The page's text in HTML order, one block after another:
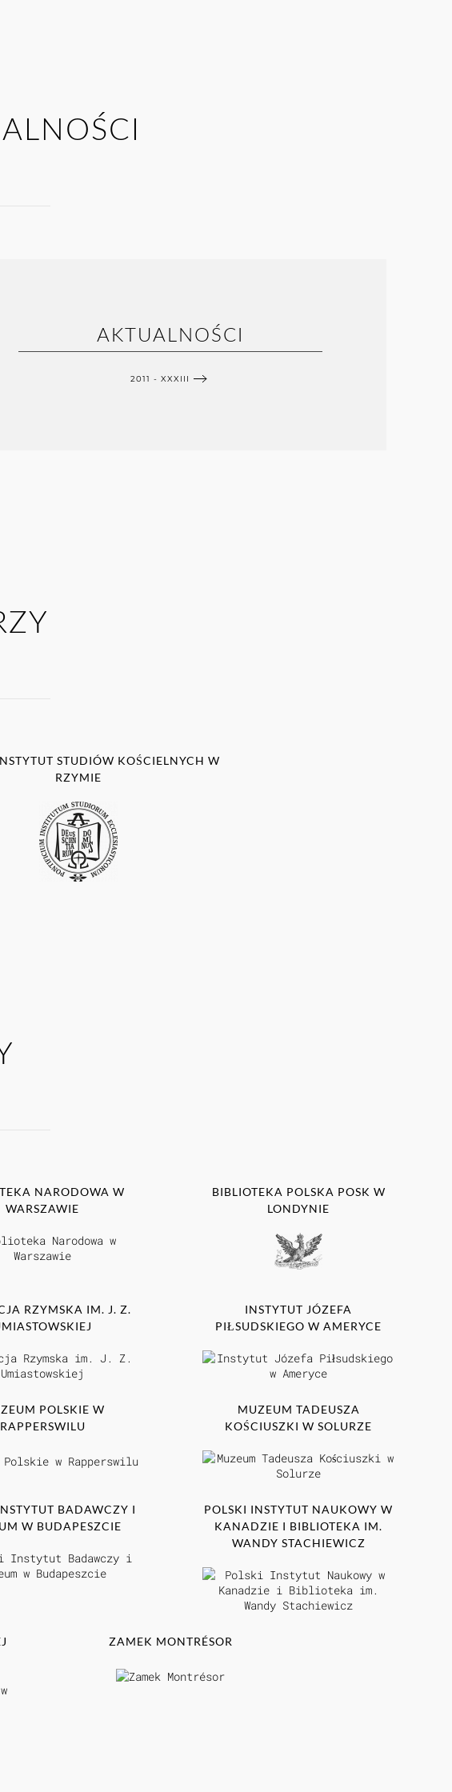
AKTUALNOŚCI
2011 - XXXIII
STUDIÓW KOŚCIELNYCH W
RZYMIE
NARODOWA W
WARSZAWIE
BIBLIOTEKA POLSKA POSK W
LONDYNIE
RZYMSKA IM. J. Z.
INSTYTUT JÓZEFA
PIŁSUDSKIEGO W AMERYCE
POLSKIE W
RAPPERSWILU
MUZEUM TADEUSZA
KOŚCIUSZKI W SOLURZE
BADAWCZY I
W BUDAPESZCIE
POLSKI INSTYTUT NAUKOWY W
KANADZIE I BIBLIOTEKA IM.
WANDY STACHIEWICZ
ZAMEK MONTRÉSOR